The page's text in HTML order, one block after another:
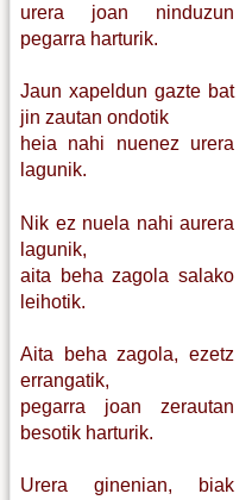
urera joan ninduzun
pegarra harturik.
Jaun xapeldun gazte bat
jin zautan ondotik
heia nahi nuenez urera
lagunik.
Nik ez nuela nahi aurera
lagunik,
aita beha zagola salako
leihotik.
Aita beha zagola, ezetz
errangatik,
pegarra joan zerautan
besotik harturik.
Urera ginenian, biak